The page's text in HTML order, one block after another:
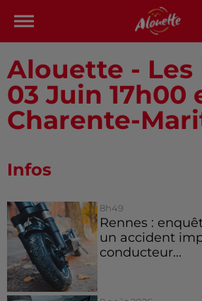
Alouette - Les
03 Juin 17h00
Charente-
Infos
8h49
Rennes :
un accident
conducteur...